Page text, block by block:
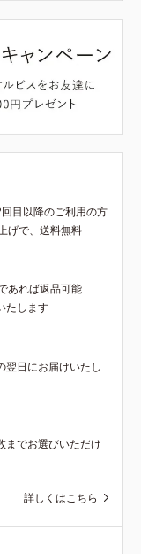
目以降のご利用の方
げで、送料無料
あれば返品可能
たします
翌日にお届けいたし
までお選びいただけ
詳しくはこちら